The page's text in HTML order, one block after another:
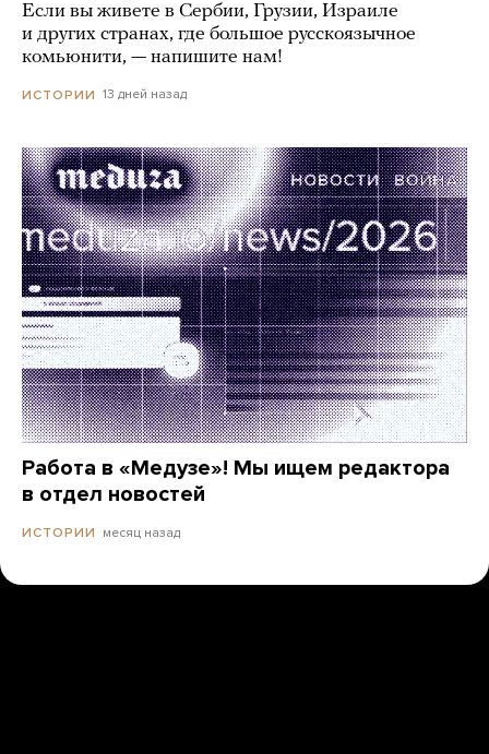
Если вы живете в Сербии, Грузии, Израиле
и других странах, где большое русскоязычное
комьюнити, — напишите нам!
ИСТОРИИ 13 дней назад
Работа в «Медузе»! Мы ищем редактора
в отдел новостей
ИСТОРИИ месяц назад